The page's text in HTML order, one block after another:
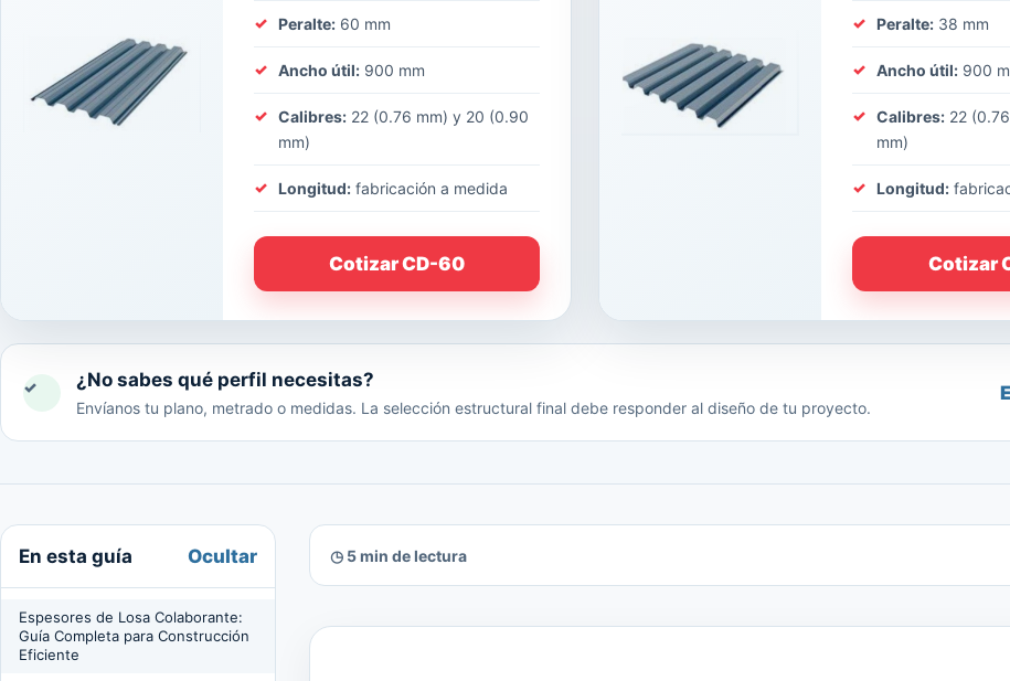
Peralte: 60 mm
Ancho útil: 900 mm
Calibres: 22 (0.76 mm) y 20 (0.90
mm)
Longitud: fabricación a medida
Cotizar CD-60
Peralte: 38 mm
Ancho útil: 900
Calibres: 22
mm)
Longitud:
Cotizar
✓ ¿No sabes qué perfil necesitas?
Envíanos tu plano, metrado o medidas. La selección estructural final debe responder al diseño de tu proyecto.
En esta guía Ocultar
Espesores de Losa Colaborante:
Guía Completa para Construcción
Eficiente
◷ 5 min de lectura